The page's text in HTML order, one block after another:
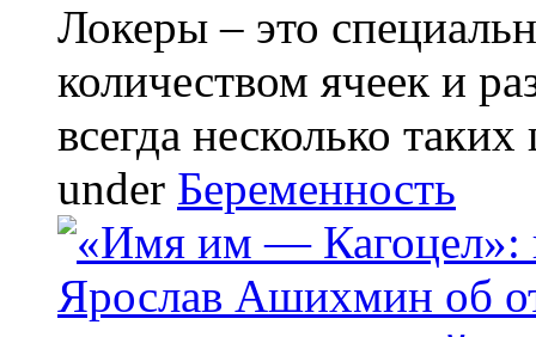
Локеры – это
количеством ячеек и
всегда несколько
under Беременность